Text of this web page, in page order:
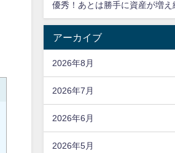
優秀！あとは勝手に資産が増え
アーカイブ
2026年8月
2026年7月
2026年6月
2026年5月